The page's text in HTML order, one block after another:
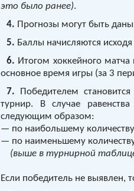
это было ранее).
4. Прогнозы могут быть
5. Баллы начисляются
6. Итогом хоккейного матча
основное время игры (за 3
7. Победителем
турнир. В случае
следующим образом:
— по наибольшему
— по наименьшему
(выше в турнирной
Если победитель не выявлен,